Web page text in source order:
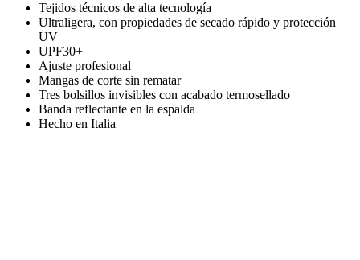
Tejidos técnicos de alta tecnología
Ultraligera, con propiedades de secado rápido y protección
UV
UPF30+
Ajuste profesional
Mangas de corte sin rematar
Tres bolsillos invisibles con acabado termosellado
Banda reflectante en la espalda
Hecho en Italia